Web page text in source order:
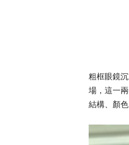
粗框眼鏡
場，這一
結構、顏